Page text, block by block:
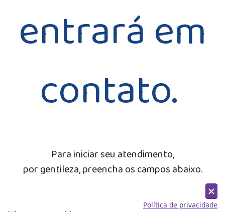
entrará em
contato.
Para iniciar seu atendimento,
por gentileza, preencha os campos abaixo.
Política de privacidade